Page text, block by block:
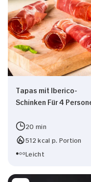
Tapas mit Iberico-
Schinken Für 4
20 min
512 kcal p. Portion
Leicht